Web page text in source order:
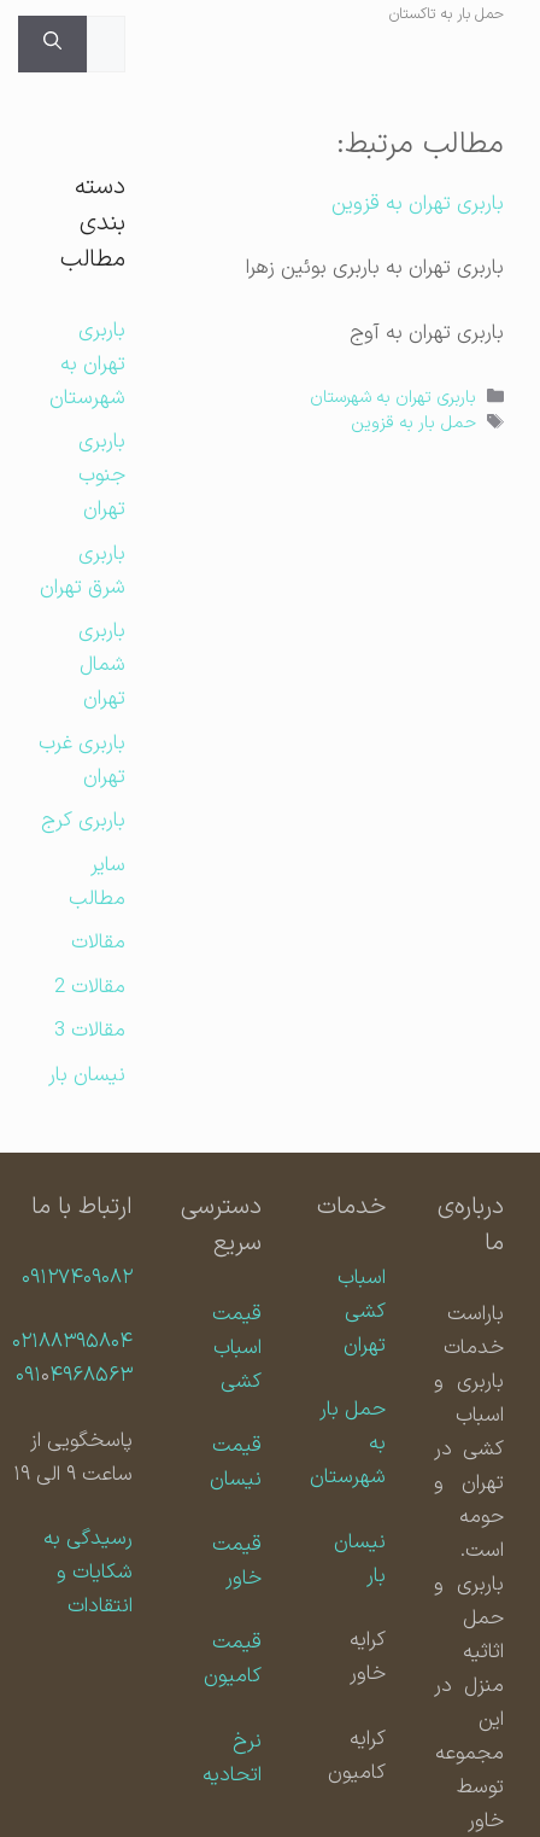
حمل بار به تاکستان
مطالب مرتبط:
باربری تهران به قزوین
باربری تهران به باربری بوئین زهرا
باربری تهران به آوج
دسته‌ها
باربری تهران به شهرستان
برچسب‌ها
حمل بار به قزوین
دسته
بندی
مطالب
باربری
تهران به
شهرستان
باربری
جنوب
تهران
باربری
شرق تهران
باربری
شمال
تهران
باربری غرب
تهران
باربری کرج
مطالب
مقالات
مقالات 2
مقالات 3
نیسان بار
درباره‌ی
باراست
خدمات
باربری و
اسباب
کشی در
تهران و
حومه
است.
باربری و
حمل
اثاثیه
منزل در
مجموعه
توسط
خدمات
اسباب
کشی
تهران
حمل بار
شهرستان
نیسان
کامیون
دسترسی
سریع
قیمت
اسباب
کشی
قیمت
نیسان
قیمت
قیمت
کامیون
اتحادیه
ارتباط با ما
۰۹۱۲۷۴۰۹۰۸۲
۰۲۱۸۸۳۹۵۸۰۴
۰۹۱۰۴۹۶۸۵۶۳
پاسخگویی از
ساعت ۹ الی ۱۹
رسیدگی به
شکایات و
انتقادات